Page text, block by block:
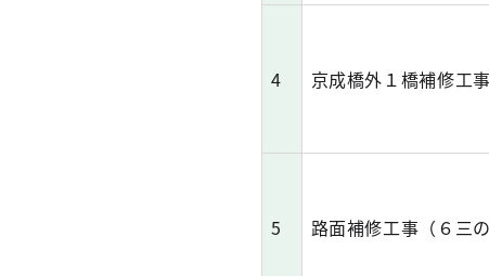
4 京成橋外１橋補修工事
5 路面補修工事（６三